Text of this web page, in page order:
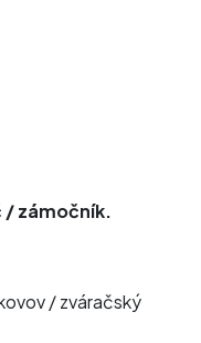
/ zámočník.
/ zváračský